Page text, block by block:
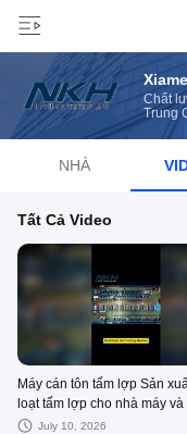
Chất
Trung
NHÀ
Tất Cả Video
Máy cán tôn tấm lợp Sản
loạt tấm lợp cho nhà máy và
điểm với cuộn tự động
July 10, 2026